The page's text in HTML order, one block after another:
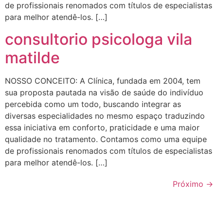
de profissionais renomados com títulos de especialistas
para melhor atendê-los. […]
consultorio psicologa vila
matilde
NOSSO CONCEITO: A Clínica, fundada em 2004, tem
sua proposta pautada na visão de saúde do indivíduo
percebida como um todo, buscando integrar as
diversas especialidades no mesmo espaço traduzindo
essa iniciativa em conforto, praticidade e uma maior
qualidade no tratamento. Contamos como uma equipe
de profissionais renomados com títulos de especialistas
para melhor atendê-los. […]
Próximo →